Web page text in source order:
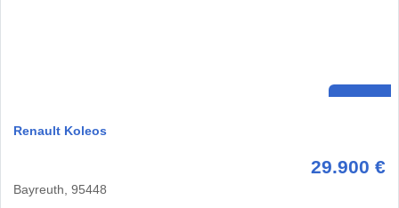
Renault Koleos
29.900 €
Bayreuth, 95448